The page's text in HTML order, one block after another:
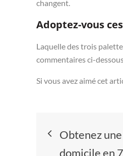
changent.
Adoptez-vous
Laquelle des trois
commentaires ci-
Si vous avez aimé cet
Obtenez
domicile en